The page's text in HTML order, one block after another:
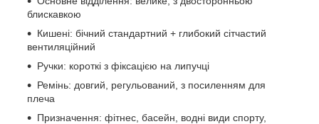
блискавкою
Кишені: бічний стандартний + глибокий сітчастий
вентиляційний
Ручки: короткі з фіксацією на липучці
Ремінь: довгий, регульований, з посиленням для
плеча
Призначення: фітнес, басейн, водні види спорту,